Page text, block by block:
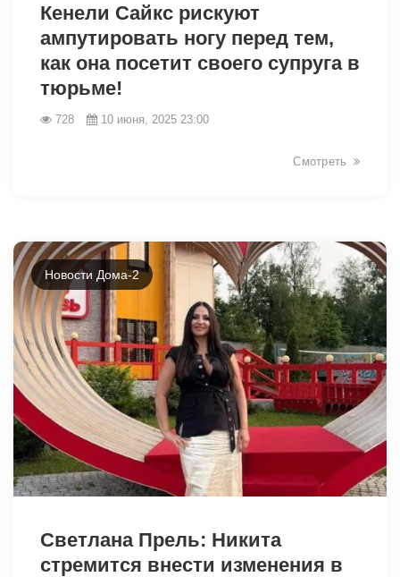
Кенели Сайкс рискуют
ампутировать ногу перед тем,
как она посетит своего супруга в
тюрьме!
728 10 июня, 2025 23:00
Смотреть
Новости Дома-2
Светлана Прель: Никита
стремится внести изменения в